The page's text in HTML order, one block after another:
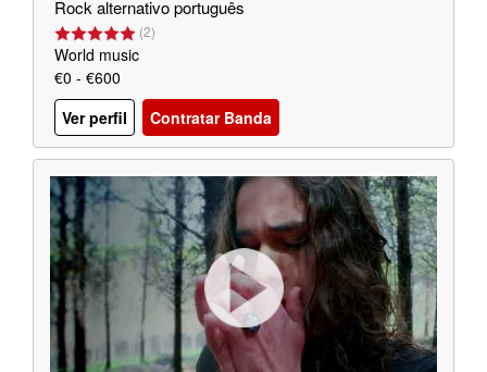
Rock alternativo português
(2)
World music
€0 - €600
Ver perfil
Contratar Banda